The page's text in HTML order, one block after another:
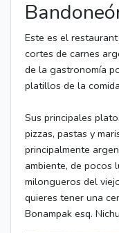
Este es el
cortes de carnes
de la gastronomía
platillos de la
Sus principales
pizzas, pastas y
principalmente
ambiente, de pocos
milongueros del
quieres tener una
Bonampak esq.